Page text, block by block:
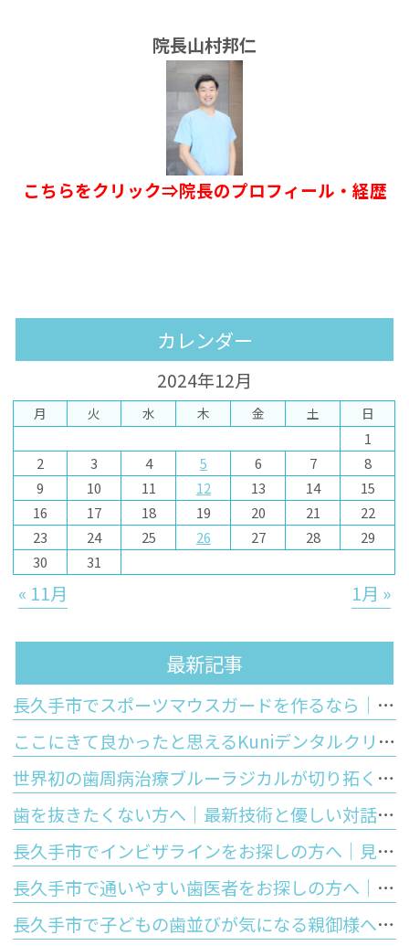
院長山村邦仁
こちらをクリック⇒院長のプロフィール・経歴
カレンダー
2024年12月
月 火 水 木 金 土 日
1
2
3 4 5 6 7
8
9
10 11 12 13 14
15
16
17 18 19 20 21
22
23
24 25 26 27 28
29
30
31
« 11月 1月 »
最新記事
長久手市でスポーツマウスガードを作るなら｜市販品との違いと歯科医院で作るオーダーメイドのメリット
ここにきて良かったと思えるKuniデンタルクリニックの特徴
世界初の歯周病治療ブルーラジカルが切り拓く「歯を残す」未来
歯を抜きたくない方へ｜最新技術と優しい対話で守るあなたの大切な歯
長久手市でインビザラインをお探しの方へ｜見た目の美しさと将来の歯の寿命を守る正しい噛み合わせの大切さ
長久手市で通いやすい歯医者をお探しの方へ｜Kuniデンタルクリニックが大切にする安心と優しさ
長久手市で子どもの歯並びが気になる親御様へ｜お口のぽかんと開いた癖が歯並びに与える影響と予防矯正